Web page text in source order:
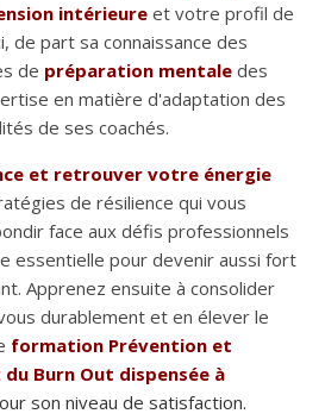
intérieure et votre profil de
de part sa connaissance des
de préparation mentale des
en matière d'adaptation des
de ses coachés.
et retrouver votre énergie
de résilience qui vous
face aux défis professionnels
essentielle pour devenir aussi fort
Apprenez ensuite à consolider
durablement et en élever le
formation Prévention et
Burn Out dispensée à
son niveau de satisfaction.